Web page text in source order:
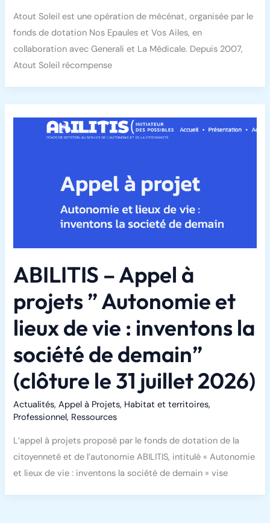
Atout Soleil est une opération de mécénat, organisée par le
fonds de dotation Nos Epaules et Vos Ailes, en
collaboration avec Generali et La Médicale. Depuis 2007,
Atout Soleil récompense
ABILITIS – Appel à
projets ” Autonomie et
lieux de vie : inventons la
société de demain”
(clôture le 31 juillet 2026)
Actualités,Appel à Projets, Habitat et territoires,
Professionnel, Ressources
L’appel à projets proposé par le fonds de dotation de la
citoyenneté et de l’autonomie ABILITIS, intitulé « Autonomie
et lieux de vie : inventons la société de demain » vise